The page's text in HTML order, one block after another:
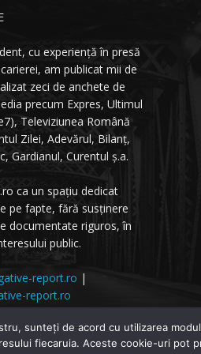
cu experiență în presă
am publicat mii de
zeci de anchete de
precum Expres, Ultimul
Televiziunea Română
Zilei, Adevărul, Bilanț,
Gardianul, Curentul ș.a.
ca un spațiu dedicat
pe fapte, fără susținere
documentate riguros, în
public.
report.ro |
report.ro
drepturile rezervate.
sunteți de acord cu utilizarea
fiecaruia. Aceste cookie-uri pot